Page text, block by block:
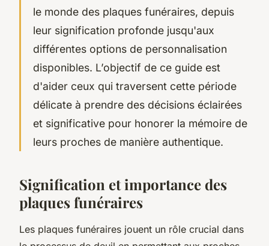
le monde des plaques funéraires, depuis
leur signification profonde jusqu'aux
différentes options de personnalisation
disponibles. L’objectif de ce guide est
d'aider ceux qui traversent cette période
délicate à prendre des décisions éclairées
et significative pour honorer la mémoire de
leurs proches de manière authentique.
Signification et importance des
plaques funéraires
Les plaques funéraires jouent un rôle crucial dans